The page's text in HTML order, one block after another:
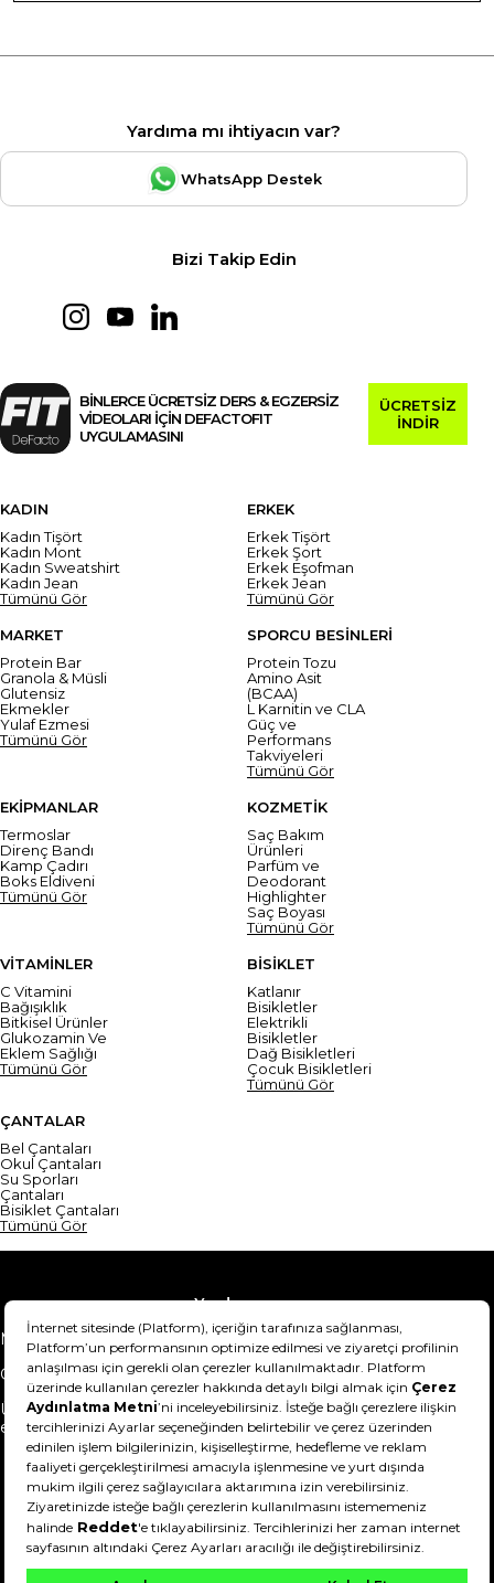
Yardıma mı ihtiyacın var?
WhatsApp Destek
Bizi Takip Edin
BİNLERCE ÜCRETSİZ DERS & EGZERSİZ
VİDEOLARI İÇİN DEFACTOFIT
UYGULAMASINI
ÜCRETSİZ
İNDİR
KADIN
Kadın Tişört
Kadın Mont
Kadın Sweatshirt
Kadın Jean
Tümünü Gör
ERKEK
Erkek Tişört
Erkek Şort
Erkek Eşofman
Erkek Jean
Tümünü Gör
MARKET
Protein Bar
Granola & Müsli
Glutensiz
Ekmekler
Yulaf Ezmesi
Tümünü Gör
SPORCU BESİNLERİ
Protein Tozu
Amino Asit
(BCAA)
L Karnitin ve CLA
Güç ve
Performans
Takviyeleri
Tümünü Gör
EKİPMANLAR
Termoslar
Direnç Bandı
Kamp Çadırı
Boks Eldiveni
Tümünü Gör
KOZMETİK
Saç Bakım
Ürünleri
Parfüm ve
Deodorant
Highlighter
Saç Boyası
Tümünü Gör
VİTAMİNLER
C Vitamini
Bağışıklık
Bitkisel Ürünler
Glukozamin Ve
Eklem Sağlığı
Tümünü Gör
BİSİKLET
Katlanır
Bisikletler
Elektrikli
Bisikletler
Dağ Bisikletleri
Çocuk Bisikletleri
Tümünü Gör
ÇANTALAR
Bel Çantaları
Okul Çantaları
Su Sporları
Çantaları
Bisiklet Çantaları
Tümünü Gör
Yardım
Mesafeli Satış Sözleşmesi
Teslimat Bilgisi
Gizlilik Sözleşmesi
Şartlar & Koşullar
Ürünümü nasıl iade
edebilirim?
Hakkımızda
DeFactoFIT ©️ 2022-2026. Tüm hakları saklıdır.